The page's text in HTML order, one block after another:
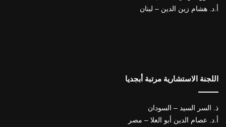
أ.د. هشام زين الدين – لبنان
اللجنة الاستشارية مرتبة أبجديا
ذ. السر السيد – السودان
أ.د. عصام الدين أبو العلا – مصر